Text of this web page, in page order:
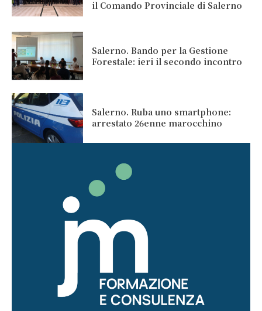
il Comando Provinciale di Salerno
Salerno. Bando per la Gestione
Forestale: ieri il secondo incontro
Salerno. Ruba uno smartphone:
arrestato 26enne marocchino